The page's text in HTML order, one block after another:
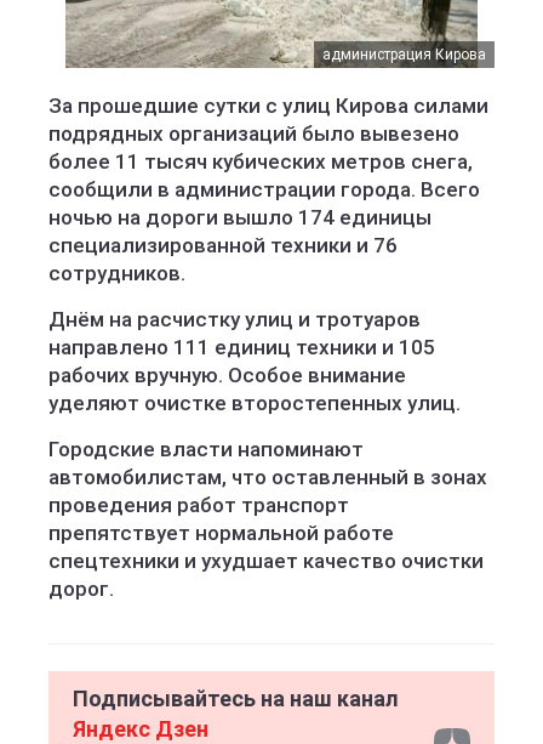
администрация Кирова
За прошедшие сутки с улиц Кирова силами
подрядных организаций было вывезено
более 11 тысяч кубических метров снега,
сообщили в администрации города. Всего
ночью на дороги вышло 174 единицы
специализированной техники и 76
сотрудников.
Днём на расчистку улиц и тротуаров
направлено 111 единиц техники и 105
рабочих вручную. Особое внимание
уделяют очистке второстепенных улиц.
Городские власти напоминают
автомобилистам, что оставленный в зонах
проведения работ транспорт
препятствует нормальной работе
спецтехники и ухудшает качество очистки
дорог.
Подписывайтесь на наш канал
Яндекс Дзен